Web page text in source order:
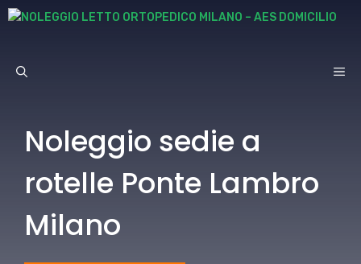
Vai
Noleggio sedie a
rotelle Ponte Lambro
Milano